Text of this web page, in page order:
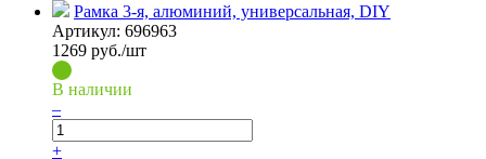
Рамка 3-я, алюминий, универсальная, DIY
Артикул: 696963
1269 руб./шт
В наличии
–
+